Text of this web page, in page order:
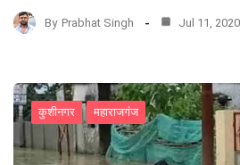
By Prabhat Singh Jul 11, 2020
कुशीनगर महाराजगंज